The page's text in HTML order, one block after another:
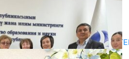
20.07.2026
Медиа
СУЗАКТА 750 ОРУНДУУ
ПАЙДАЛАНУУГА БЕРИЛЕТ